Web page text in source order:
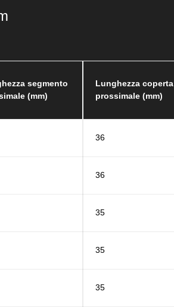
segmento
(mm)
Lunghezza coperta
prossimale (mm)
36
36
35
35
35